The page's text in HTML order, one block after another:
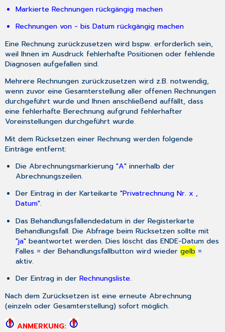
Markierte Rechnungen rückgängig machen
Rechnungen von - bis Datum rückgängig machen
Eine Rechnung zurückzusetzen wird bspw. erforderlich sein,
weil Ihnen im Ausdruck fehlerhafte Positionen oder fehlende
Diagnosen aufgefallen sind.
Mehrere Rechnungen zurückzusetzen wird z.B. notwendig,
wenn zuvor eine Gesamterstellung aller offenen Rechnungen
durchgeführt wurde und Ihnen anschließend auffällt, dass
eine fehlerhafte Berechnung aufgrund fehlerhafter
Voreinstellungen durchgeführt wurde.
Mit dem Rücksetzen einer Rechnung werden folgende
Einträge entfernt:
Die Abrechnungsmarkierung "A" innerhalb der
Abrechnungszeilen.
Der Eintrag in der Karteikarte "Privatrechnung Nr. x ,
Datum".
Das Behandlungsfallendedatum in der Registerkarte
Behandlungsfall. Die Abfrage beim Rücksetzen sollte mit
"ja" beantwortet werden. Dies löscht das ENDE-Datum des
Falles = der Behandlungsfallbutton wird wieder gelb=
aktiv.
Der Eintrag in der Rechnungsliste.
Nach dem Zurücksetzen ist eine erneute Abrechnung
(einzeln oder Gesamterstellung) sofort möglich.
ANMERKUNG: